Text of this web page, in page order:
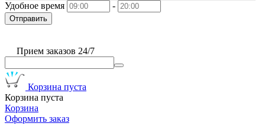
Удобное время -
Отправить
Прием заказов 24/7
Корзина пуста
Корзина пуста
Корзина
Оформить заказ